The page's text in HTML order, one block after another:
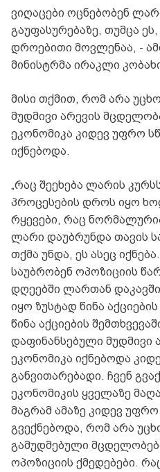
ვიღაცები ოცნებობენ
გაუფასურებაზე, თუმცა
დროებითი მოვლენაა, -
მინისტრმა ირაკლი
მისი თქმით, რომ არა
მუდმივი არევის
ეკონომიკა კიდევ უფრო
იქნებოდა.
„რაც შეეხება ლარის
პროცესების დროს იყო
რყევები, რაც
ლარი დაუბრუნდა თავის
თქმა უნდა, ეს ასეც
საუბრობენ ოპოზიციის
დღეებში ლართან
იყო ზუსტად წინა
წინა აქციების
დაფინანსებული მუდმივი
ეკონომიკა იქნებოდა
განვითარებადი. ჩვენ
ეკონომიკის ყველაზე
მაგრამ ამაზე კიდევ
გვექნებოდა, რომ არა
გამუდმებული
ოპოზიციის ქმედებები.